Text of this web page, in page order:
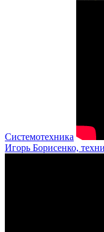
Системотехника
Игорь Борисенко,